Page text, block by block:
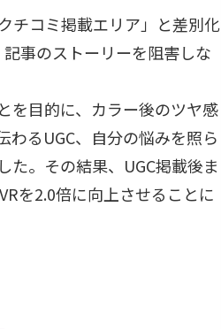
チコミ掲載エリア」と差別化
事のストーリーを阻害しな
を目的に、カラー後のツヤ感
わるUGC、自分の悩みを照ら
た。その結果、UGC掲載後ま
を2.0倍に向上させることに